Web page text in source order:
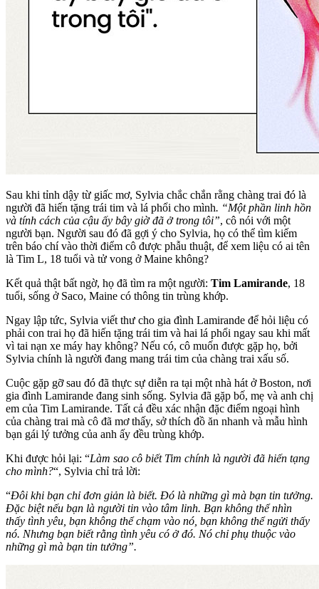
Sau khi tỉnh dậy từ giấc mơ, Sylvia chắc chắn rằng chàng trai đó là
người đã hiến tặng trái tim và lá phổi cho mình. “Một phần linh hồn
và tính cách của cậu ấy bây giờ đã ở trong tôi”, cô nói với một
người bạn. Người sau đó đã gợi ý cho Sylvia, họ có thể tìm kiếm
trên báo chí vào thời điểm cô được phẫu thuật, để xem liệu có ai tên
là Tim L, 18 tuổi và tử vong ở Maine không?
Kết quả thật bất ngờ, họ đã tìm ra một người: Tim Lamirande, 18
tuổi, sống ở Saco, Maine có thông tin trùng khớp.
Ngay lập tức, Sylvia viết thư cho gia đình Lamirande để hỏi liệu có
phải con trai họ đã hiến tặng trái tim và hai lá phổi ngay sau khi mất
vì tai nạn xe máy hay không? Nếu có, cô muốn được gặp họ, bởi
Sylvia chính là người đang mang trái tim của chàng trai xấu số.
Cuộc gặp gỡ sau đó đã thực sự diễn ra tại một nhà hát ở Boston, nơi
gia đình Lamirande đang sinh sống. Sylvia đã gặp bố, mẹ và anh chị
em của Tim Lamirande. Tất cả đều xác nhận đặc điểm ngoại hình
của chàng trai mà cô đã mơ thấy, sở thích đồ ăn nhanh và mẫu hình
bạn gái lý tưởng của anh ấy đều trùng khớp.
Khi được hỏi lại: “Làm sao cô biết Tim chính là người đã hiến tạng
cho mình?“, Sylvia chỉ trả lời:
“Đôi khi bạn chỉ đơn giản là biết. Đó là những gì mà bạn tin tưởng.
Đặc biệt nếu bạn là người tin vào tâm linh. Bạn không thể nhìn
thấy tình yêu, bạn không thể chạm vào nó, bạn không thể ngửi thấy
nó. Nhưng bạn biết rằng tình yêu có ở đó. Nó chỉ phụ thuộc vào
những gì mà bạn tin tưởng”.